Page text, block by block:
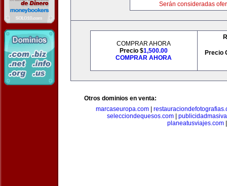
Serán consideradas
COMPRAR AHORA
Precio $1,500.00
COMPRAR AHORA
Precio
Otros dominios en venta:
marcaseuropa.com|
selecciondequesos.com
planeatusviajes.com